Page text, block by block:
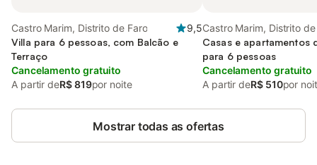
Castro Marim, Distrito de Faro
9,5
Villa para 6 pessoas, com Balcão e
Terraço
Cancelamento gratuito
A partir deR$ 819por noite
Castro Marim, Distrito
Casas e apartamentos
para 6 pessoas
Cancelamento gratuito
A partir deR$ 510por
Mostrar todas as ofertas